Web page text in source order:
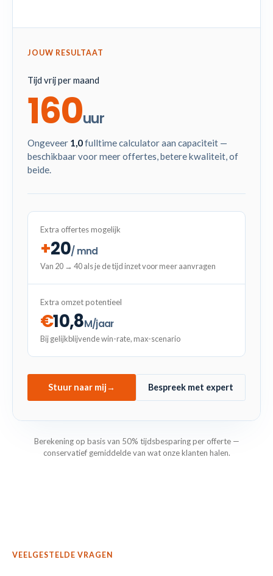
JOUW RESULTAAT
Tijd vrij per maand
160uur
Ongeveer 1,0fulltime calculator aan capaciteit —
beschikbaar voor meer offertes, betere kwaliteit, of
beide.
Extra offertes mogelijk
+20/ mnd
Van 20 → 40 als je de tijd inzet voor meer aanvragen
Extra omzet potentieel
€10,8M/jaar
Bij gelijkblijvende win-rate, max-scenario
Stuur naar mij→ Bespreek met expert
Berekening op basis van 50% tijdsbesparing per offerte —
conservatief gemiddelde van wat onze klanten halen.
VEELGESTELDE VRAGEN